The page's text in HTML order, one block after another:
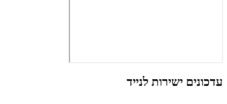
עדכונים ישירות לנייד